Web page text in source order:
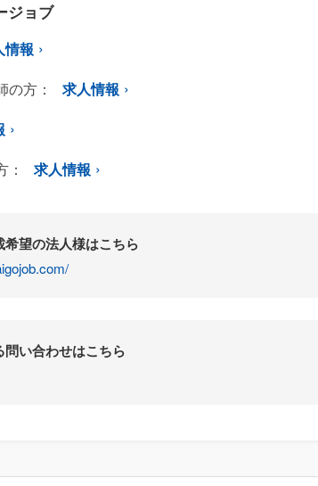
ジョブ
情報
方：
求人情報
求人情報
望の法人様はこちら
い合わせはこちら